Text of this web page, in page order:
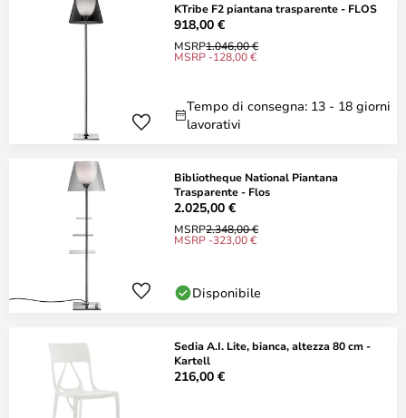
KTribe F2 piantana trasparente - FLOS
918,00 €
MSRP1.046,00 €
MSRP -128,00 €
Tempo di consegna: 13 - 18 giorni
lavorativi
Bibliotheque National Piantana
Trasparente - Flos
2.025,00 €
MSRP2.348,00 €
MSRP -323,00 €
Disponibile
Sedia A.I. Lite, bianca, altezza 80 cm -
Kartell
216,00 €